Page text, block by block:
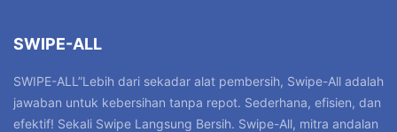
SWIPE-ALL
SWIPE-ALL”Lebih dari sekadar alat pembersih, Swipe-All adalah
jawaban untuk kebersihan tanpa repot. Sederhana, efisien, dan
efektif! Sekali Swipe Langsung Bersih. Swipe-All, mitra andalan